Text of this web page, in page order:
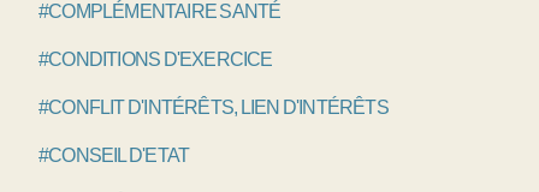
#COMPLÉMENTAIRE SANTÉ
#CONDITIONS D'EXERCICE
#CONFLIT D'INTÉRÊTS, LIEN D'INTÉRÊTS
#CONSEIL D'ETAT